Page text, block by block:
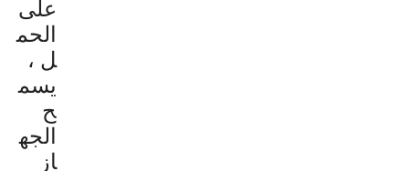
على
الحم
ل ،
يسم
ح
الجه
از